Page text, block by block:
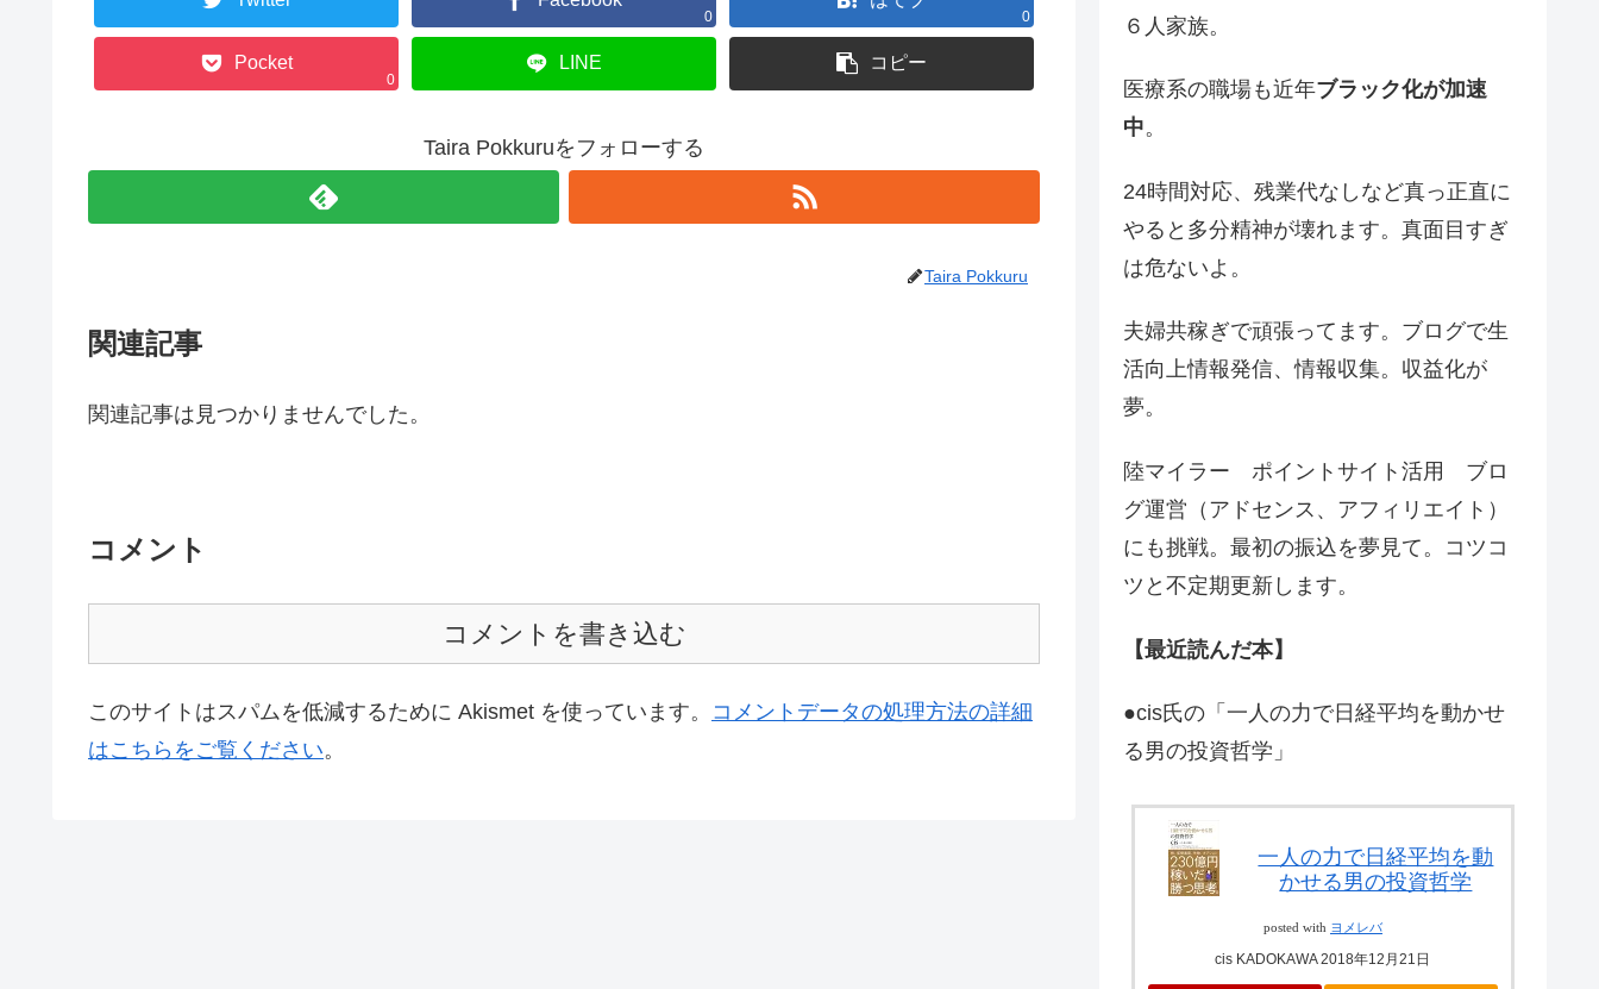
0 0
Pocket
0
LINE コピー
Taira Pokkuruをフォローする
Taira Pokkuru
関連記事
関連記事は見つかりませんでした。
コメント
コメントを書き込む
このサイトはスパムを低減するために Akismet を使っています。 コメントデータの処理方法の詳細
はこちらをご覧ください。
６人家族。
医療系の職場も近年ブラック化が加速
中。
24時間対応、残業代なしなど真っ正直に
やると多分精神が壊れます。真面目すぎ
は危ないよ。
夫婦共稼ぎで頑張ってます。ブログで生
活向上情報発信、情報収集。収益化が
夢。
陸マイラー ポイントサイト活用 ブロ
グ運営（アドセンス、アフィリエイト）
にも挑戦。最初の振込を夢見て。コツコ
ツと不定期更新します。
【最近読んだ本】
●cis氏の「一人の力で日経平均を動かせ
る男の投資哲学」
一人の力で日経平均を動
かせる男の投資哲学
posted with ヨメレバ
cis KADOKAWA 2018年12月21日